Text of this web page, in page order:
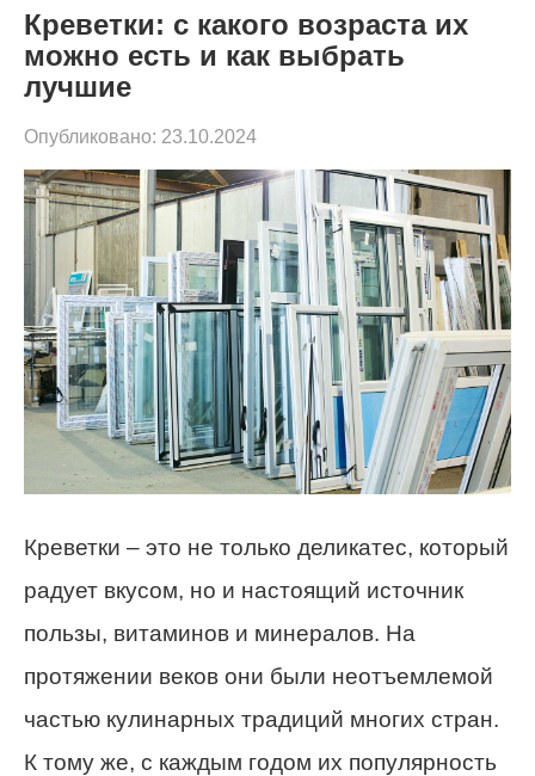
Креветки: с какого возраста их
можно есть и как выбрать
лучшие
Опубликовано: 23.10.2024
Креветки – это не только деликатес, который
радует вкусом, но и настоящий источник
пользы, витаминов и минералов. На
протяжении веков они были неотъемлемой
частью кулинарных традиций многих стран.
К тому же, с каждым годом их популярность